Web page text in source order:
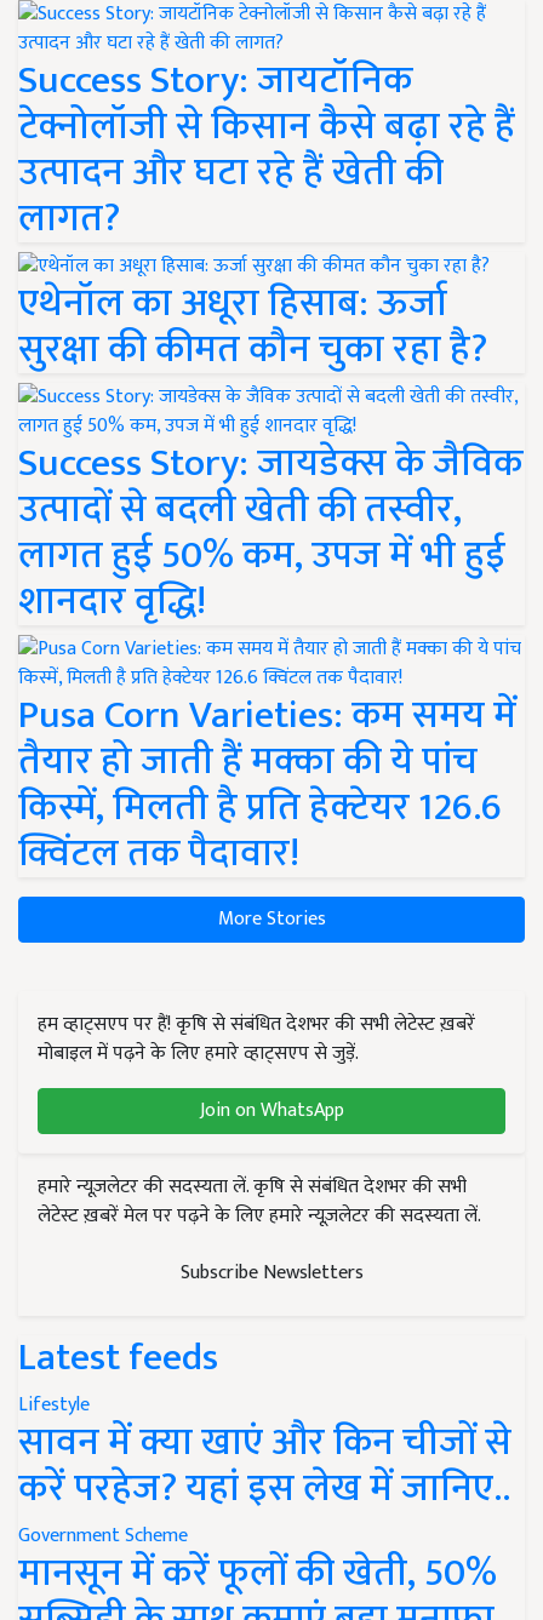
Success Story: जायटॉनिक
टेक्नोलॉजी से किसान कैसे बढ़ा रहे हैं
उत्पादन और घटा रहे हैं खेती की
लागत?
एथेनॉल का अधूरा हिसाब: ऊर्जा
सुरक्षा की कीमत कौन चुका रहा है?
Success Story: जायडेक्स के जैविक
उत्पादों से बदली खेती की तस्वीर,
लागत हुई 50% कम, उपज में भी हुई
शानदार वृद्धि!
Pusa Corn Varieties: कम समय में
तैयार हो जाती हैं मक्का की ये पांच
किस्में, मिलती है प्रति हेक्टेयर 126.6
क्विंटल तक पैदावार!
More Stories
हम व्हाट्सएप पर हैं! कृषि से संबंधित देशभर की सभी लेटेस्ट ख़बरें
मोबाइल में पढ़ने के लिए हमारे व्हाट्सएप से जुड़ें.
Join on WhatsApp
हमारे न्यूज़लेटर की सदस्यता लें. कृषि से संबंधित देशभर की सभी
लेटेस्ट ख़बरें मेल पर पढ़ने के लिए हमारे न्यूज़लेटर की सदस्यता लें.
Subscribe Newsletters
Latest feeds
Lifestyle
सावन में क्या खाएं और किन चीजों से
करें परहेज? यहां इस लेख में जानिए..
Government Scheme
मानसून में करें फूलों की खेती, 50%